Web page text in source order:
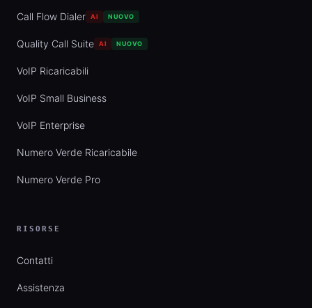
Call Flow Dialer AI NUOVO
Quality Call Suite AI NUOVO
VoIP Ricaricabili
VoIP Small Business
VoIP Enterprise
Numero Verde Ricaricabile
Numero Verde Pro
RISORSE
Contatti
Assistenza